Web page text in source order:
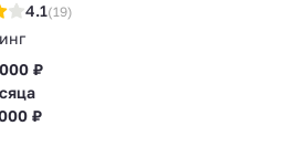
4.1(19)
₽
₽